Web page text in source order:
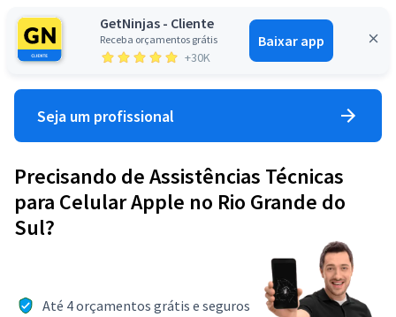
GetNinjas - Cliente
Receba orçamentos grátis
+30K
Baixar app
Entrar
Seja um profissional
Precisando de Assistências Técnicas
para Celular Apple no Rio Grande do
Sul?
Até 4 orçamentos grátis e seguros